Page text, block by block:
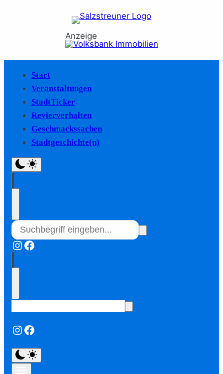
Anzeige
Start
Veranstaltungen
StadtTicker
Revierverhalten
Geschmackssachen
Stadtgeschichte(n)
Instagram
Facebook
Instagram
Facebook